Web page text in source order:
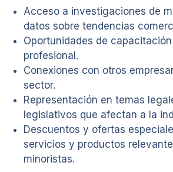
Acceso a investigaciones de
datos sobre tendencias
Oportunidades de
profesional.
Conexiones con otros
sector.
Representación en temas
legislativos que afectan a la
Descuentos y ofertas
servicios y productos
minoristas.